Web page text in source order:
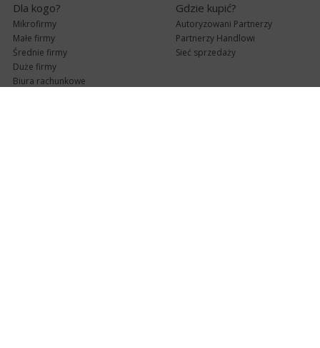
Dla kogo?
Mikrofirmy
Małe firmy
Średnie firmy
Duże firmy
Biura rachunkowe
Gdzie kupić?
Autoryzowani Partnerzy
Partnerzy Handlowi
Sieć sprzedaży